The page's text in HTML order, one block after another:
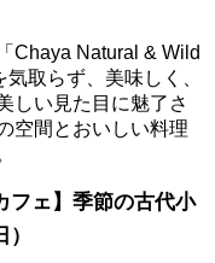
Chaya Natural & Wild
取らず、美味しく、
しい見た目に魅了さ
空間とおいしい料理
フェ】季節の古代小